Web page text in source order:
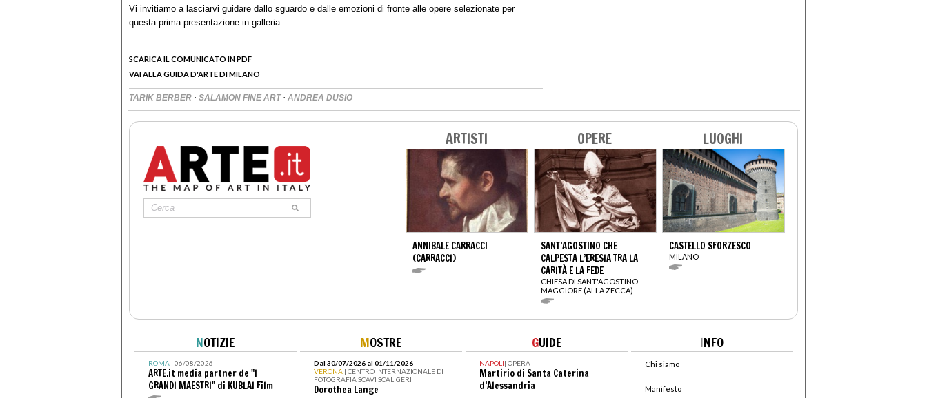
Vi invitiamo a lasciarvi guidare dallo sguardo e dalle emozioni di fronte alle opere selezionate per
questa prima presentazione in galleria.
SCARICA IL COMUNICATO IN PDF
VAI ALLA GUIDA D'ARTE DI MILANO
TARIK BERBER · SALAMON FINE ART · ANDREA DUSIO
ARTISTI
ANNIBALE CARRACCI
(CARRACCI)
OPERE
SANT’AGOSTINO CHE
CALPESTA L’ERESIA TRA LA
CARITÀ E LA FEDE
CHIESA DI SANT'AGOSTINO
MAGGIORE (ALLA ZECCA)
LUOGHI
CASTELLO SFORZESCO
MILANO
NOTIZIE
ROMA| 06/08/2026
ARTE.it media partner de "I
GRANDI MAESTRI" di KUBLAI Film
MOSTRE
Dal 30/07/2026 al 01/11/2026
VERONA | CENTRO INTERNAZIONALE DI
FOTOGRAFIA SCAVI SCALIGERI
Dorothea Lange
GUIDE
NAPOLI| OPERA
Martirio di Santa Caterina
d’Alessandria
INFO
Chi siamo
Manifesto